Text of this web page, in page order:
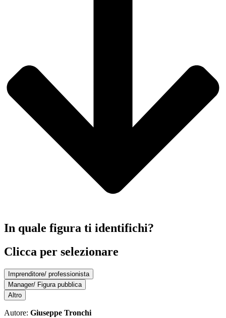
In quale figura ti identifichi?
Clicca per selezionare
Imprenditore/ professionista
Manager/ Figura pubblica
Altro
Autore: Giuseppe Tronchi